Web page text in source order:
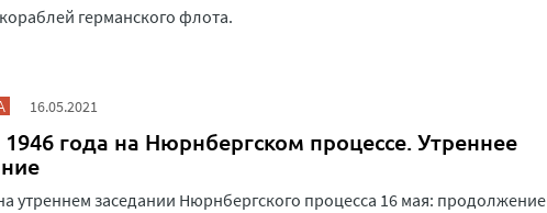
германского флота.
16.05.2021
года на Нюрнбергском процессе. Утреннее
утреннем заседании Нюрнбергского процесса 16 мая: продолжение